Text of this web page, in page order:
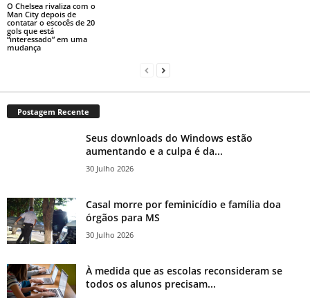
O Chelsea rivaliza com o
Man City depois de
contatar o escocês de 20
gols que está
“interessado” em uma
mudança
Postagem Recente
Seus downloads do Windows estão
aumentando e a culpa é da...
30 Julho 2026
Casal morre por feminicídio e família doa
órgãos para MS
30 Julho 2026
À medida que as escolas reconsideram se
todos os alunos precisam...